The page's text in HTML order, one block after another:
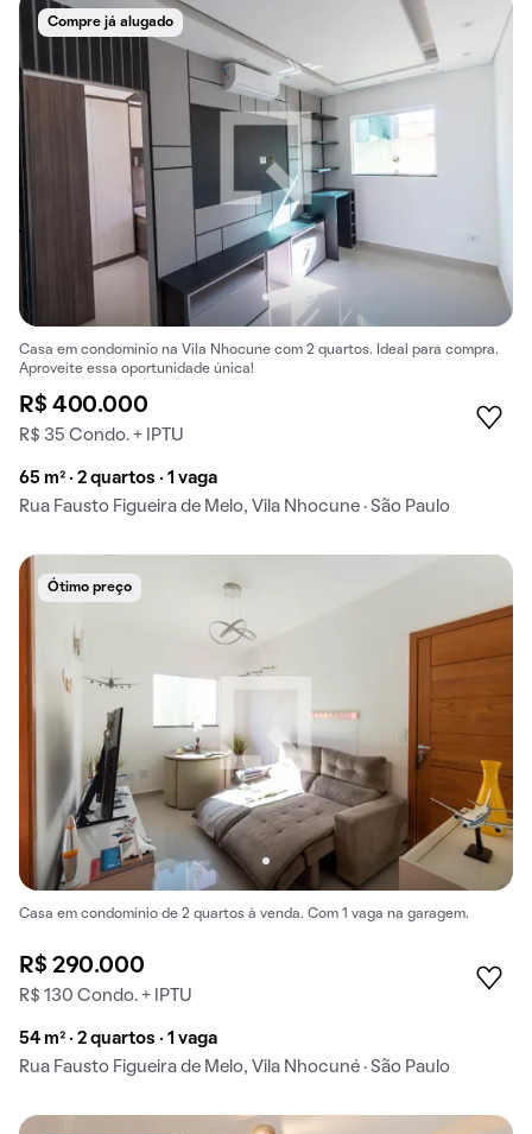
Compre já alugado
Casa em condomínio na Vila Nhocune com 2 quartos. Ideal para compra.
Aproveite essa oportunidade única!
R$ 400.000
R$ 35 Condo. + IPTU
65 m² · 2 quartos · 1 vaga
Rua Fausto Figueira de Melo, Vila Nhocune · São Paulo
Ótimo preço
Casa em condomínio de 2 quartos à venda. Com 1 vaga na garagem.
R$ 290.000
R$ 130 Condo. + IPTU
54 m² · 2 quartos · 1 vaga
Rua Fausto Figueira de Melo, Vila Nhocuné · São Paulo